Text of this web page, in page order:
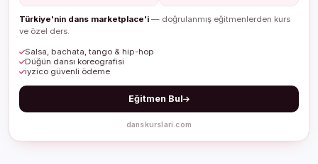
Türkiye'nin dans marketplace'i — doğrulanmış eğitmenlerden kurs
ve özel ders.
Salsa, bachata, tango & hip-hop
Düğün dansı koreografisi
iyzico güvenli ödeme
Eğitmen Bul
danskurslari.com